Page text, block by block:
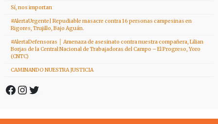
Sí, nos importan
#AlertaUrgente| Repudiable masacre contra 16 personas campesinas en
Rigores, Trujillo, Bajo Aguán.
#AlertaDefensoras │ Amenaza de asesinato contra nuestra compañera, Lilian
Borjas de la Central Nacional de Trabajadoras del Campo – El Progreso, Yoro
(CNTC)
CAMINANDO NUESTRA JUSTICIA
Facebook
Instagram
Twitter